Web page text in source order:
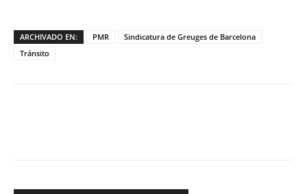
ARCHIVADO EN: PMR
Sindicatura de Greuges de Barcelona
Tránsito